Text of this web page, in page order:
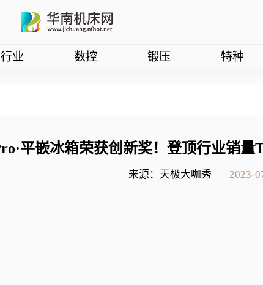
行业 数控 锻压 特种
平嵌冰箱荣获创新奖！登顶行业销量
来源：天极大咖秀 2023-